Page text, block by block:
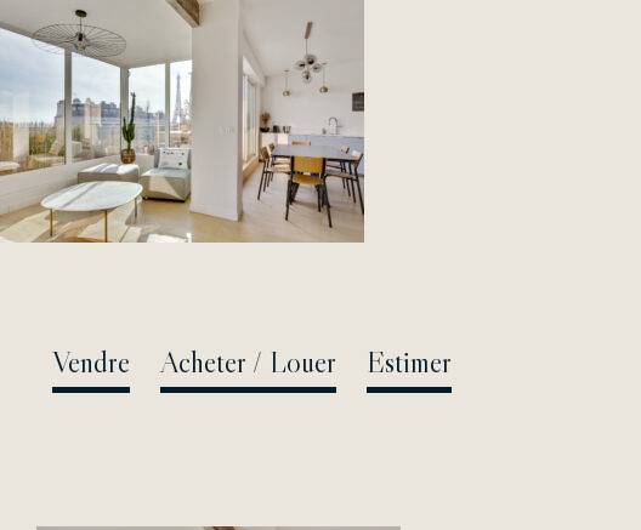
Passer
Vendre Acheter / Louer Estimer